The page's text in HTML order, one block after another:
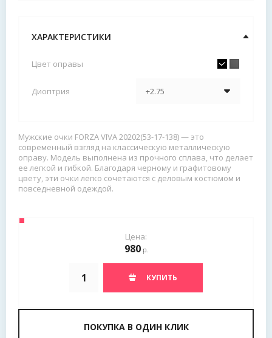
Цвет оправы
Диоптрия
ХАРАКТЕРИСТИКИ
Мужские очки FORZA VIVA 20202(53-17-138) — это
современный взгляд на классическую металлическую
оправу. Модель выполнена из прочного сплава, что делает
ее легкой и гибкой. Благодаря черному и графитовому
цвету, эти очки легко сочетаются с деловым костюмом и
повседневной одеждой.
Цена:
980 р.
КУПИТЬ
ПОКУПКА В ОДИН КЛИК